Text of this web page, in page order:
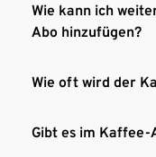
Wie kann ich
Abo hinzufügen?
Wie oft wird der
Gibt es im Kaffee-